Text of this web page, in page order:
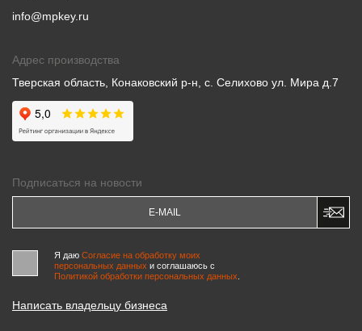
info@mpkey.ru
Адрес производства
Тверская область, Конаковский р-н, с. Селихово ул. Мира д.7
Подписаться на новости
Я даю Согласие на обработку моих
персональных данных и соглашаюсь c
Политикой обработки персональных данных
Написать владельцу бизнеса